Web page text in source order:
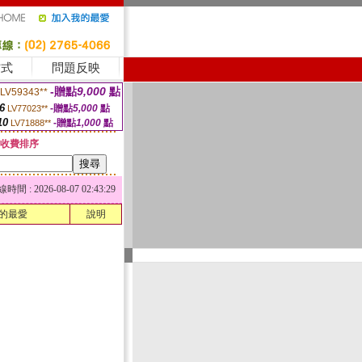
問題反映
LV59343** -贈點9,000 點
LV77023** -贈點5,000點
LV71888** -贈點1,000 點
費排序
時間 : 2026-08-07 02:43:29
最愛 說明